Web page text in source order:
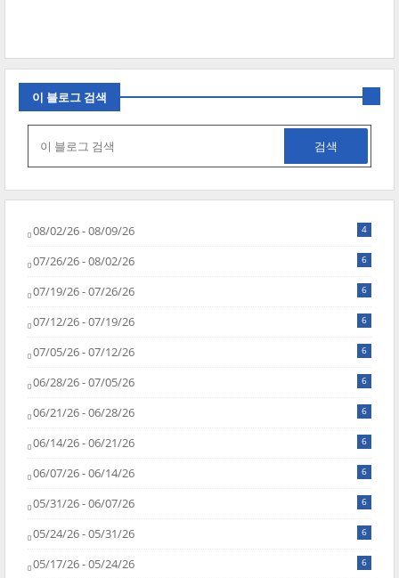
이 블로그 검색
08/02/26 - 08/09/26 4
07/26/26 - 08/02/26 6
07/19/26 - 07/26/26 6
07/12/26 - 07/19/26 6
07/05/26 - 07/12/26 6
06/28/26 - 07/05/26 6
06/21/26 - 06/28/26 6
06/14/26 - 06/21/26 6
06/07/26 - 06/14/26 6
05/31/26 - 06/07/26 6
05/24/26 - 05/31/26 6
05/17/26 - 05/24/26 6